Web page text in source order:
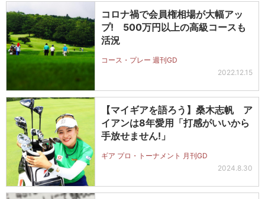
コロナ禍で会員権相場が大幅アッ
プ! 500万円以上の高級コースも
活況
コース・プレー 週刊GD
2022.12.15
【マイギアを語ろう】桑木志帆 ア
イアンは8年愛用「打感がいいから
手放せません!」
ギア プロ・トーナメント 月刊GD
2024.8.30